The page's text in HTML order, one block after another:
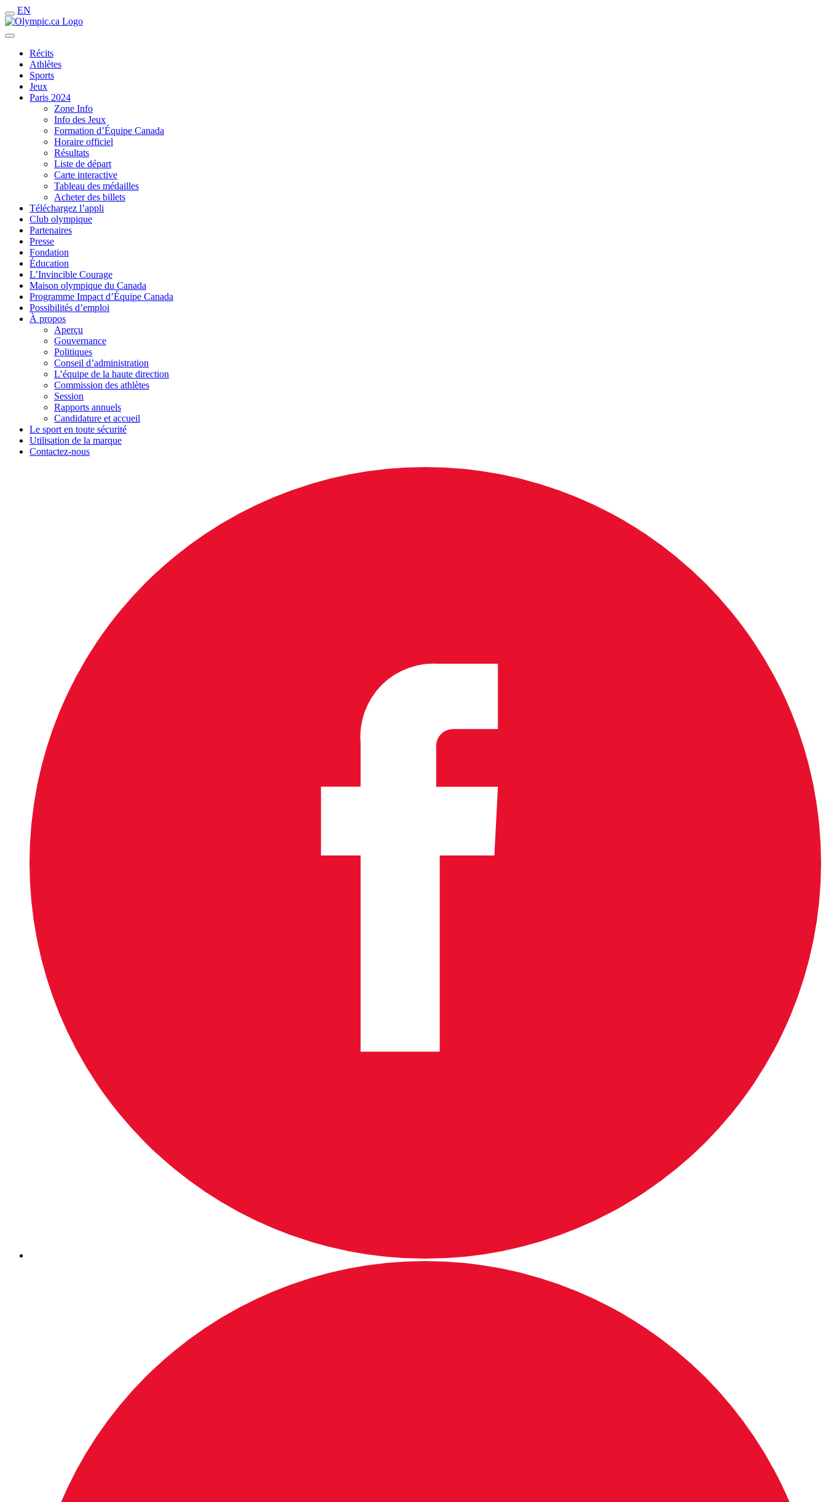
EN
Récits
Athlètes
Sports
Jeux
Paris 2024
Zone Info
Info des Jeux
Formation d’Équipe Canada
Horaire officiel
Résultats
Liste de départ
Carte interactive
Tableau des médailles
Acheter des billets
Téléchargez l’appli
Club olympique
Partenaires
Presse
Fondation
Éducation
L’Invincible Courage
Maison olympique du Canada
Programme Impact d’Équipe Canada
Possibilités d’emploi
À propos
Aperçu
Gouvernance
Politiques
Conseil d’administration
L’équipe de la haute direction
Commission des athlètes
Session
Rapports annuels
Candidature et accueil
Le sport en toute sécurité
Utilisation de la marque
Contactez-nous